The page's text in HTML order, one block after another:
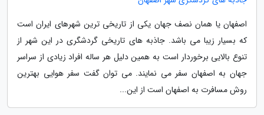
اصفهان یا همان نصف جهان یکی از تاریخی ترین شهرهای ایران است
که بسیار زیبا می باشد. جاذبه های تاریخی گردشگری در این شهر از
تنوع بالایی برخوردار است به همین دلیل هر ساله افراد زیادی از سراسر
جهان به اصفهان سفر می نمایند. می توان گفت سفر هوایی بهترین
روش مسافرت به اصفهان است از این...